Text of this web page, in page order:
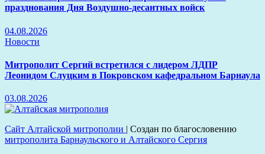
празднования Дня Воздушно-десантных войск
04.08.2026
Новости
Митрополит Сергий встретился с лидером ЛДПР
Леонидом Слуцким в Покровском кафедральном Барнаула
03.08.2026
Сайт Алтайской митрополии | Создан по благословению
митрополита Барнаульского и Алтайского Сергия